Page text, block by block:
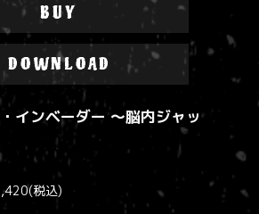
BUY
DOWNLOAD
インベーダー ～脳内ジャッ
税込)